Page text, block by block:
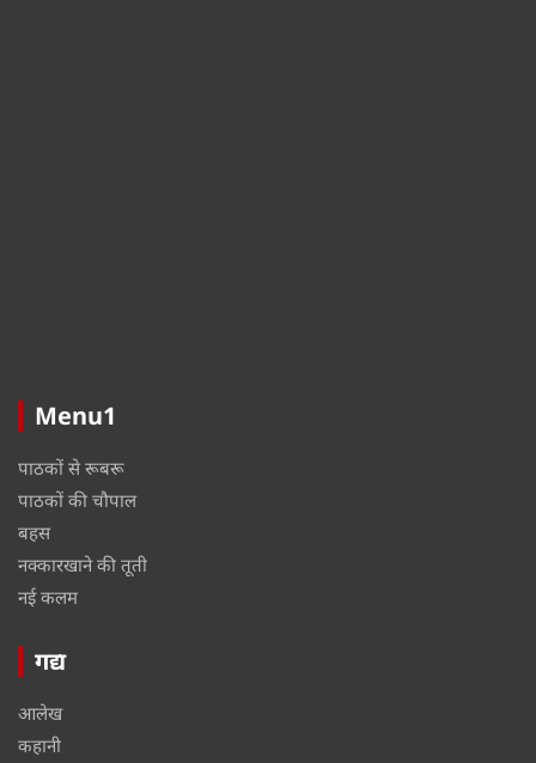
Menu1
पाठकों से रूबरू
पाठकों की चौपाल
बहस
नक्कारखाने की तूती
नई कलम
गद्य
आलेख
कहानी